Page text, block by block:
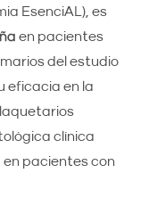
EsenciAL), es
en pacientes
del estudio
eficacia en la
clínica
pacientes con